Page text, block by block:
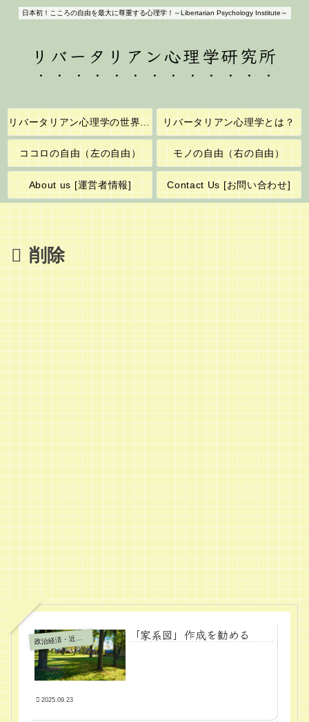
日本初！こころの自由を最大に尊重する心理学！～Libertarian Psychology Institute～
リバータリアン心理学研究所
リバータリアン心理学の世界へようこそ！ リバータリアン心理学とは？
ココロの自由（左の自由） モノの自由（右の自由）
About us [運営者情報] Contact Us [お問い合わせ]
削除
政
治経済・近代学問 「家系図」作成を勧める
2025.09.23